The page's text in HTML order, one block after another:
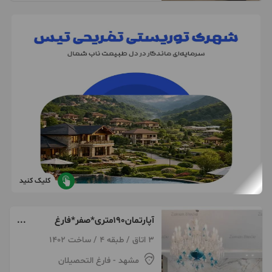
کلیک کنید
آپارتمان۱۹۰متری*صفر*فارغ
التحصیلان
3 اتاق / طبقه 4 / ساخت 1402
مشهد - فارغ التحصیلان